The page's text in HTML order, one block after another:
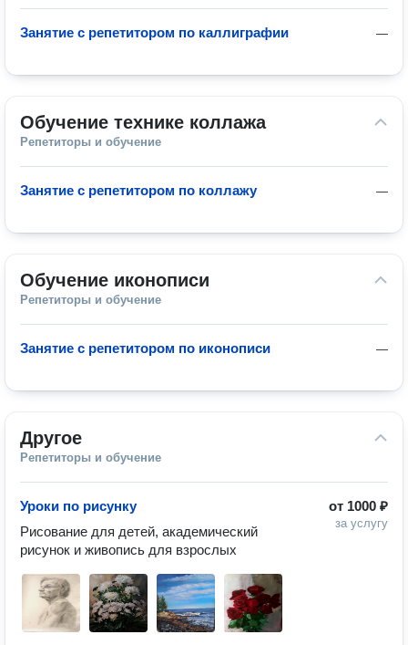
—
Занятие с репетитором по каллиграфии
Обучение технике коллажа
Репетиторы и обучение
—
Занятие с репетитором по коллажу
Обучение иконописи
Репетиторы и обучение
—
Занятие с репетитором по иконописи
Другое
Репетиторы и обучение
от 1000 ₽
за услугу
Уроки по рисунку
Рисование для детей, академический
рисунок и живопись для взрослых